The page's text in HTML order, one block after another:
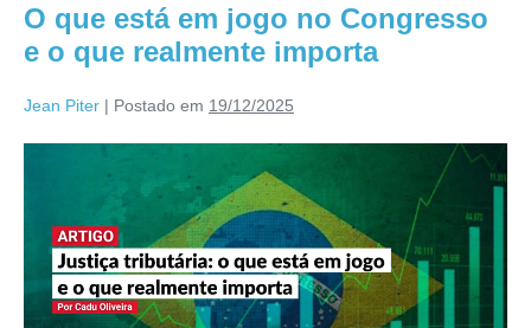
O que está em jogo no Congresso
e o que realmente importa
Jean Piter | Postado em 19/12/2025